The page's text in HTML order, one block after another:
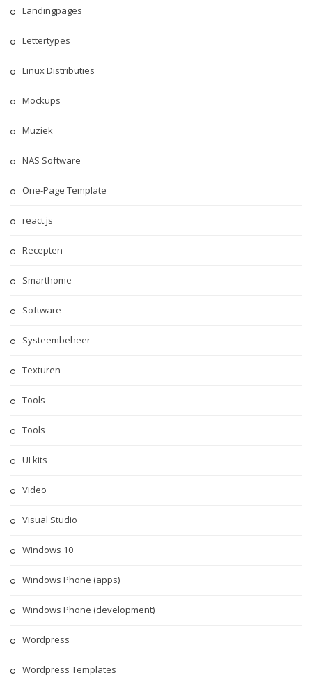
Landingpages
Lettertypes
Linux Distributies
Mockups
Muziek
NAS Software
One-Page Template
react.js
Recepten
Smarthome
Software
Systeembeheer
Texturen
Tools
Tools
UI kits
Video
Visual Studio
Windows 10
Windows Phone (apps)
Windows Phone (development)
Wordpress
Wordpress Templates